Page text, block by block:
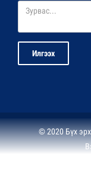
Илгээх
© 2020 Бүх